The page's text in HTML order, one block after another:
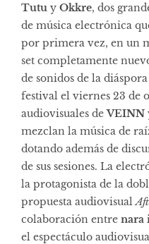
Tutu y Okkre, dos
de música electrónica
por primera vez, en un
set completamente
de sonidos de la
festival el viernes 23 de
audiovisuales deVEINN
mezclan la música de
dotando además de
de sus sesiones. La
la protagonista de la
propuesta audiovisual
colaboración entre nara
el espectáculo